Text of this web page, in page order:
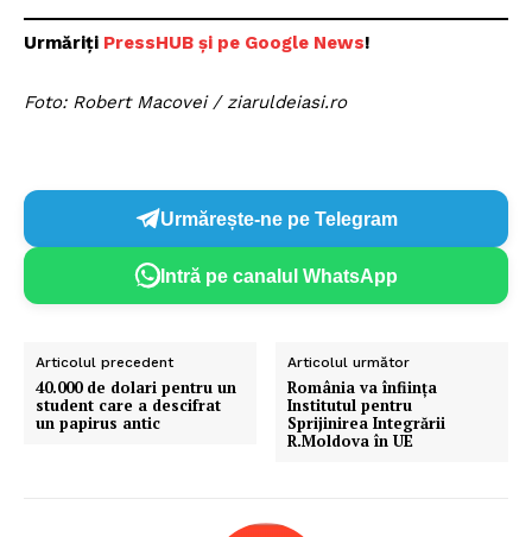
Urmăriți PressHUB și pe Google News!
Foto: Robert Macovei / ziaruldeiasi.ro
Urmărește-ne pe Telegram
Intră pe canalul WhatsApp
Articolul precedent
40.000 de dolari pentru un
student care a descifrat
un papirus antic
Articolul următor
România va înființa
Institutul pentru
Sprijinirea Integrării
R.Moldova în UE